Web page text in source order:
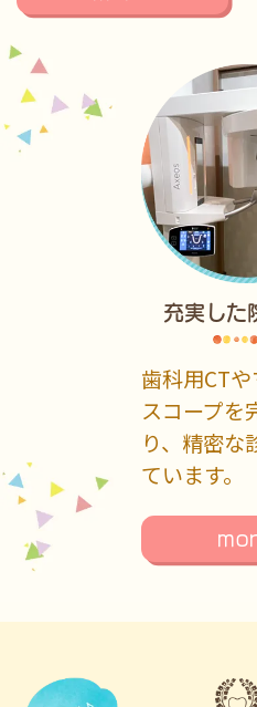
充実した
歯科用CT
スコープを
り、精密な
ています。